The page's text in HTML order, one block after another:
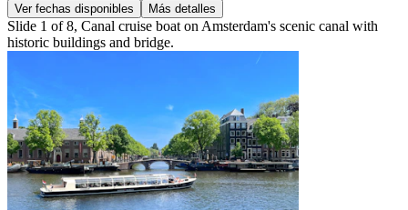
Ver fechas disponibles Más detalles
Slide 1 of 8, Canal cruise boat on Amsterdam's scenic canal with
historic buildings and bridge.